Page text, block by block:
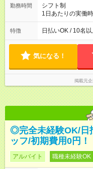
勤務時間
シフト制
1日あたりの実働
働8時間） ※週5
よって時間外での
特徴 日払いOK / 10名
気になる！
掲載元企
◎完全未経験OK/日
ッフ/初期費用0円！
アルバイト 職種未経験OK